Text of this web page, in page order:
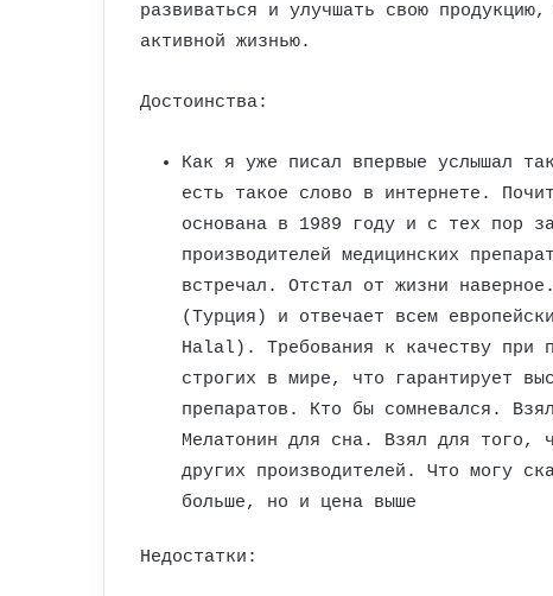
развиваться и улучшать свою
активной жизнью.
Достоинства:
Как я уже писал впервые услышал
есть такое слово в интернете.
основана в 1989 году и с тех пор
производителей медицинских
встречал. Отстал от жизни
(Турция) и отвечает всем
Halal). Требования к качеству при
строгих в мире, что гарантирует
препаратов. Кто бы сомневался.
Мелатонин для сна. Взял для того,
других производителей. Что могу
больше, но и цена выше
Недостатки: